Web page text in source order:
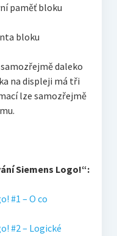
paměť bloku
bloku
daleko
na displeji má tři
lze samozřejmě
Siemens Logo!“:
#1 – O co
#2 – Logické